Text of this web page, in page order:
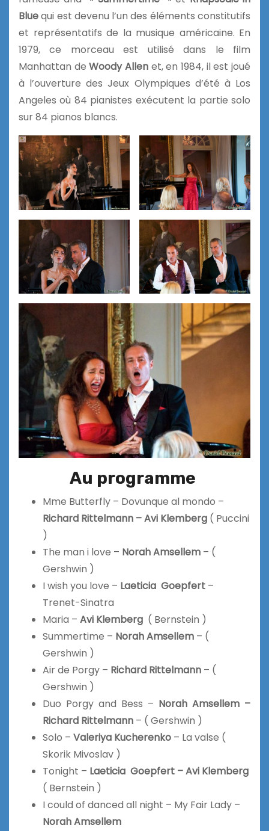
Bluequi est devenu l’un des éléments constitutifs
et représentatifs de la musique américaine. En
1979, ce morceau est utilisé dans le film
Manhattan deWoody Allen et, en 1984, il est joué
à l’ouverture des Jeux Olympiques d’été à Los
Angeles où 84 pianistes exécutent la partie solo
sur 84 pianos blancs.
Au programme
Mme Butterfly – Dovunque al mondo –
Richard Rittelmann –Avi Klemberg ( Puccini
)
The man i love – Norah Amsellem – (
Gershwin )
I wish you love – Laeticia Goepfert –
Trenet-Sinatra
Maria – Avi Klemberg ( Bernstein )
Summertime – Norah Amsellem – (
Gershwin )
Air de Porgy – Richard Rittelmann – (
Gershwin )
Duo Porgy and Bess – Norah Amsellem –
Richard Rittelmann – ( Gershwin )
Solo – Valeriya Kucherenko – La valse (
Skorik Mivoslav )
Tonight – Laeticia Goepfert –Avi Klemberg
( Bernstein )
I could of danced all night – My Fair Lady –
Norah Amsellem